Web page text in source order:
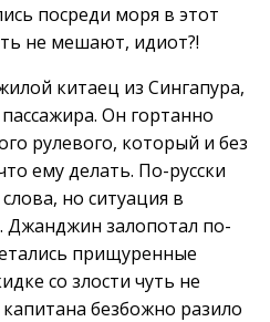
посреди моря в этот
не мешают, идиот?!
китаец из Сингапура,
Он гортанно
рулевого, который и без
ему делать. По-русски
но ситуация в
Джанджин залопотал по-
прищуренные
со злости чуть не
безбожно разило